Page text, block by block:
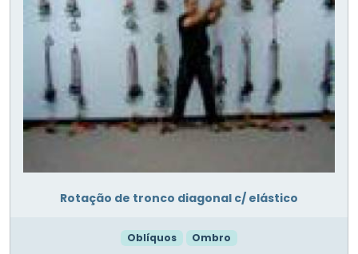
Rotação de tronco diagonal c/ elástico
Oblíquos Ombro